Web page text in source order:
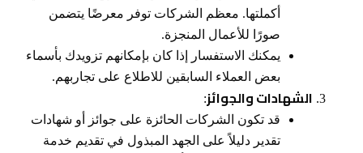
أكملتها. معظم الشركات توفر معرضًا يتضمن
صورًا للأعمال المنجزة.
يمكنك الاستفسار إذا كان بإمكانهم تزويدك بأسماء
بعض العملاء السابقين للاطلاع على تجاربهم.
الشهادات والجوائز:
قد تكون الشركات الحائزة على جوائز أو شهادات
تقدير دليلاً على الجهد المبذول في تقديم خدمة